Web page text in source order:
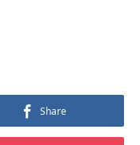
Share